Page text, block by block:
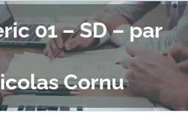
01 – SD – par
Cornu